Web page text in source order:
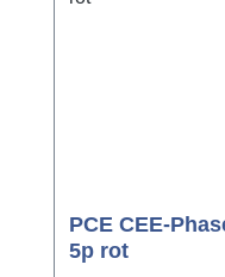
PCE CEE-
5p rot